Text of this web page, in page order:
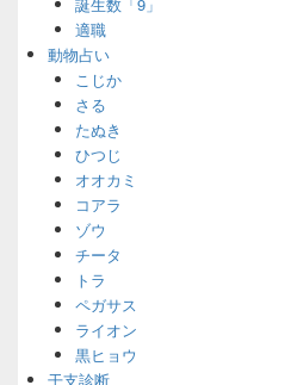
適職
動物占い
こじか
さる
たぬき
ひつじ
オオカミ
コアラ
ゾウ
チータ
トラ
ペガサス
ライオン
黒ヒョウ
干支診断